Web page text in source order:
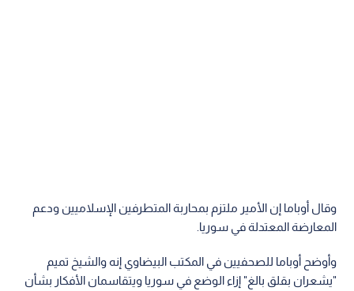
وقال أوباما إن الأمير ملتزم بمحاربة المتطرفين الإسلاميين ودعم
المعارضة المعتدلة في سوريا.
وأوضح أوباما للصحفيين في المكتب البيضاوي إنه والشيخ تميم
"يشعران بقلق بالغ" إزاء الوضع في سوريا ويتقاسمان الأفكار بشأن